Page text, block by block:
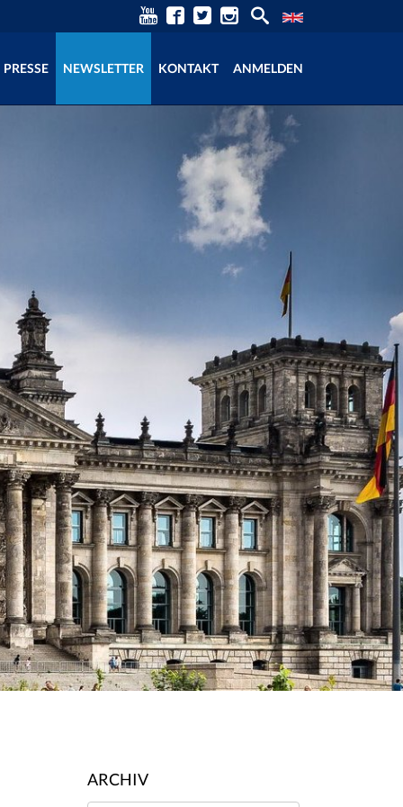
PRESSE NEWSLETTER KONTAKT ANMELDEN
ARCHIV